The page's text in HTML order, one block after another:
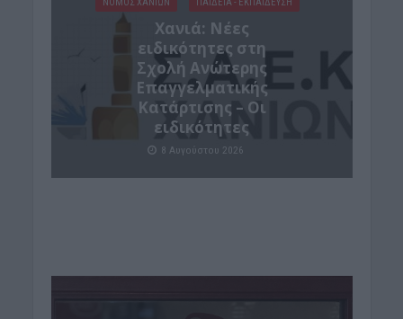
Χανιά: Νέες
ειδικότητες στη
Σχολή Ανώτερης
Επαγγελματικής
Κατάρτισης – Οι
ειδικότητες
8 Αυγούστου 2026